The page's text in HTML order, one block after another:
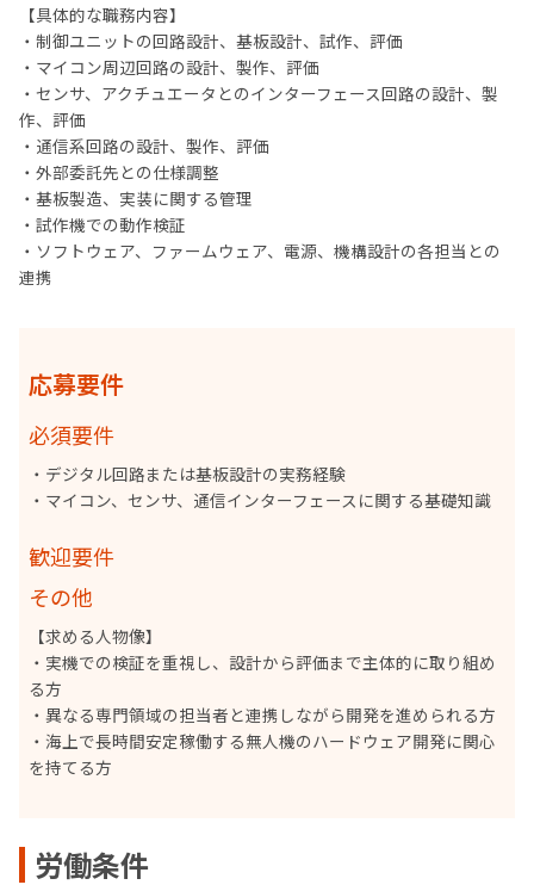
【具体的な職務内容】
・制御ユニットの回路設計、基板設計、試作、評価
・マイコン周辺回路の設計、製作、評価
・センサ、アクチュエータとのインターフェース回路の設計、製
作、評価
・通信系回路の設計、製作、評価
・外部委託先との仕様調整
・基板製造、実装に関する管理
・試作機での動作検証
・ソフトウェア、ファームウェア、電源、機構設計の各担当との
連携
応募要件
必須要件
・デジタル回路または基板設計の実務経験
・マイコン、センサ、通信インターフェースに関する基礎知識
歓迎要件
その他
【求める人物像】
・実機での検証を重視し、設計から評価まで主体的に取り組め
る方
・異なる専門領域の担当者と連携しながら開発を進められる方
・海上で長時間安定稼働する無人機のハードウェア開発に関心
を持てる方
労働条件